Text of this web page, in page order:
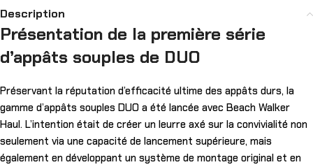
Description
Présentation de la première série
d’appâts souples de DUO
Préservant la réputation d’efficacité ultime des appâts durs, la
gamme d’appâts souples DUO a été lancée avec Beach Walker
Haul. L’intention était de créer un leurre axé sur la convivialité non
seulement via une capacité de lancement supérieure, mais
également en développant un système de montage original et en